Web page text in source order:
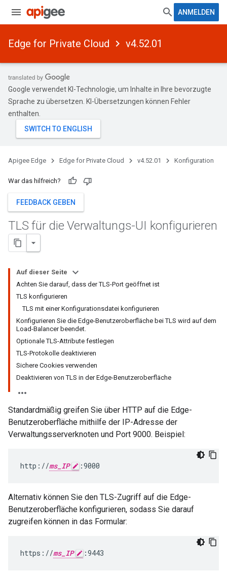
ANMELDEN
Edge for Private Cloud v4.52.01
Google verwendet KI-Technologie, um Inhalte in Ihre bevorzugte
Sprache zu übersetzen. KI-Übersetzungen können Fehler
enthalten.
Apigee Edge Edge for Private Cloud v4.52.01 Konfiguration
War das hilfreich?
FEEDBACK GEBEN
TLS für die Verwaltungs-UI konfigurieren
Auf dieser Seite
Achten Sie darauf, dass der TLS-Port geöffnet ist
TLS konfigurieren
TLS mit einer Konfigurationsdatei konfigurieren
Konfigurieren Sie die Edge-Benutzeroberfläche bei TLS wird auf dem
Load-Balancer beendet.
Optionale TLS-Attribute festlegen
TLS-Protokolle deaktivieren
Sichere Cookies verwenden
Deaktivieren von TLS in der Edge-Benutzeroberfläche
Standardmäßig greifen Sie über HTTP auf die Edge-
Benutzeroberfläche mithilfe der IP-Adresse der
Verwaltungsserverknoten und Port 9000. Beispiel:
http://ms_IP :9000
Alternativ können Sie den TLS-Zugriff auf die Edge-
Benutzeroberfläche konfigurieren, sodass Sie darauf
zugreifen können in das Formular:
https://ms_IP :9443